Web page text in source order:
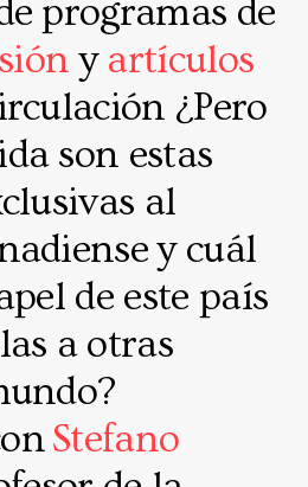
programas de
y artículos
¿Pero
son estas
al
y cuál
de este país
a otras
Stefano